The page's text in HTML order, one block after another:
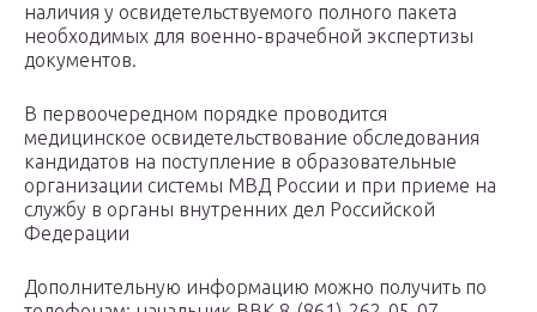
наличия у освидетельствуемого полного пакета
необходимых для военно-врачебной экспертизы
документов.
В первоочередном порядке проводится
медицинское освидетельствование обследования
кандидатов на поступление в образовательные
организации системы МВД России и при приеме на
службу в органы внутренних дел Российской
Федерации
Дополнительную информацию можно получить по